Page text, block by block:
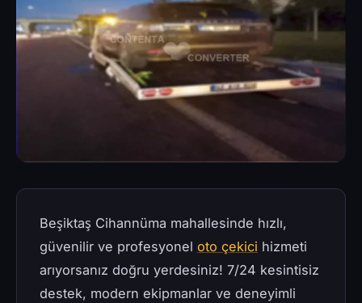
Beşiktaş Cihannüma mahallesinde hızlı,
güvenilir ve profesyonel oto çekici hizmeti
arıyorsanız doğru yerdesiniz! 7/24 kesintisiz
destek, modern ekipmanlar ve deneyimli